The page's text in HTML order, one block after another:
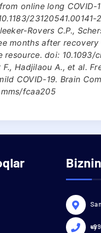
online long COVID-
Rovers C.P.,
months after
resource. doi: 10.1093/
F., Hadjilaou A., et al.
COVID-19. Brain
fcaa205
uy